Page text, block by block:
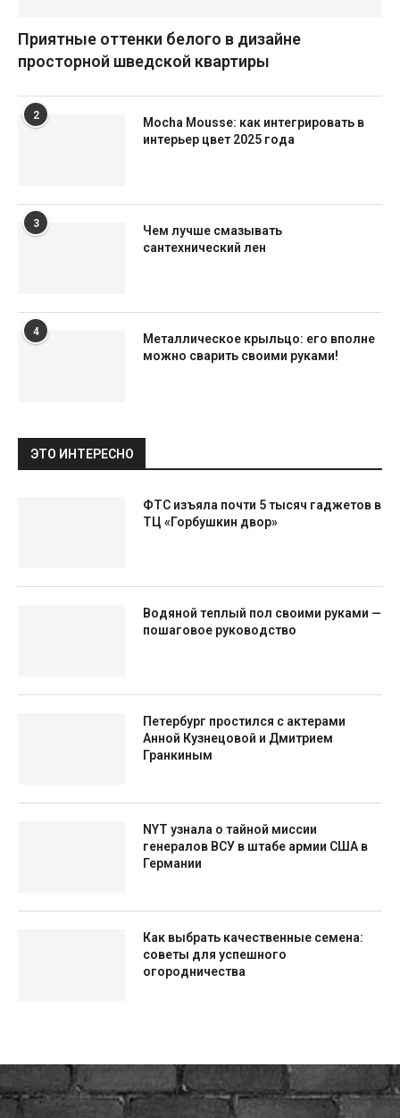
Приятные оттенки белого в дизайне
просторной шведской квартиры
2
Mocha Mousse: как интегрировать в
интерьер цвет 2025 года
3
Чем лучше смазывать
сантехнический лен
4
Металлическое крыльцо: его вполне
можно сварить своими руками!
ЭТО ИНТЕРЕСНО
ФТС изъяла почти 5 тысяч гаджетов в
ТЦ «Горбушкин двор»
Водяной теплый пол своими руками —
пошаговое руководство
Петербург простился с актерами
Анной Кузнецовой и Дмитрием
Гранкиным
NYT узнала о тайной миссии
генералов ВСУ в штабе армии США в
Германии
Как выбрать качественные семена:
советы для успешного
огородничества